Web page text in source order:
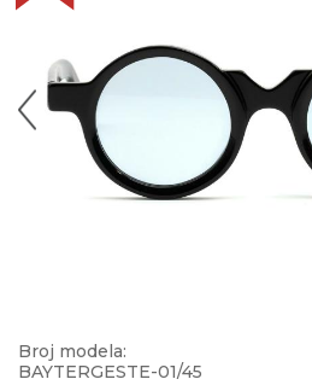
Broj modela:
BAYTERGESTE-01/45